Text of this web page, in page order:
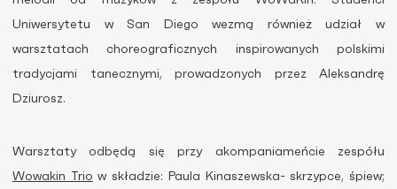
Uniwersytetu w San Diego wezmą również udział w
warsztatach choreograficznych inspirowanych polskimi
tradycjami tanecznymi, prowadzonych przez Aleksandrę
Dziurosz.
Warsztaty odbędą się przy akompaniameńcie zespółu
Wowakin Trio w składzie: Paula Kinaszewska- skrzypce, śpiew;